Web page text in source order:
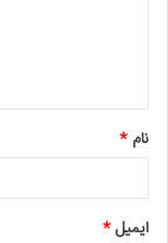
*
نام *
ایمیل*